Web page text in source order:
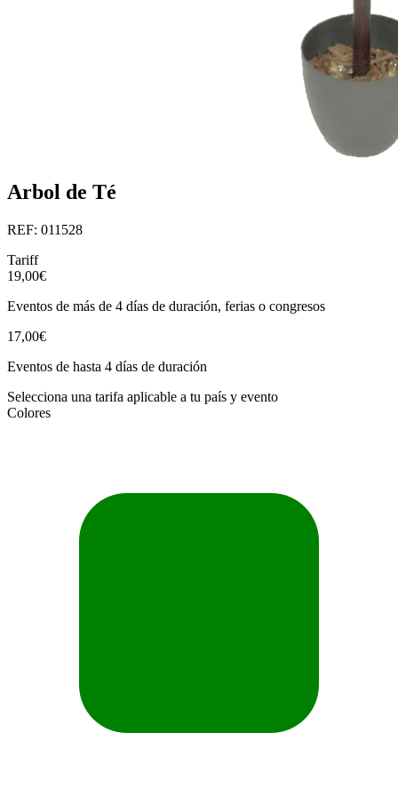
Arbol de Té
REF: 011528
Tariff
19,00€
Eventos de más de 4 días de duración, ferias o congresos
17,00€
Eventos de hasta 4 días de duración
Selecciona una tarifa aplicable a tu país y evento
Colores